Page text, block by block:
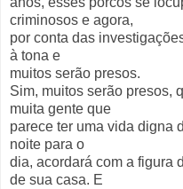
criminosos e agora,
por conta das
à tona e
muitos serão presos.
Sim, muitos serão presos,
muita gente que
parece ter uma vida digna
noite para o
dia, acordará com a figura
de sua casa. E